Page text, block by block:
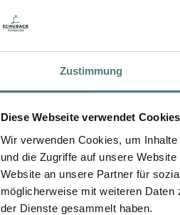
Zustimmung
Diese Webseite verwendet Cookies
Wir verwenden Cookies, um
und die Zugriffe auf unsere
Website an unsere Partner für
möglicherweise mit weiteren
der Dienste gesammelt haben.